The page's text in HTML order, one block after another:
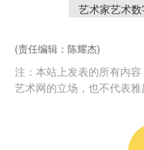
艺术家艺术
(责任编辑：陈耀杰)
注：本站上发表的所有内
艺术网的立场，也不代表雅